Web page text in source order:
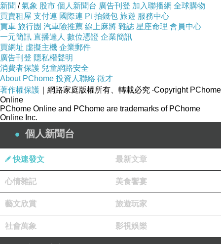
新聞 /氣象 股市 個人新聞台 廣告刊登 加入聯播網 全球購物
買賣租屋 支付連 國際連 Pi 拍錢包 旅遊 服務中心
買車 旅行團 汽車險推薦 線上麻將 雜誌 星座命理 會員中心
一元簡訊 直播達人 數位憑證 企業簡訊
買網址 虛擬主機 企業郵件
廣告刊登 隱私權聲明
消費者保護 兒童網路安全
About PChome 投資人聯絡 徵才
著作權保護 ｜網路家庭版權所有、轉載必究 ‧Copyright PChome
Online
PChome Online and PChome are trademarks of PChome
Online Inc.
個人新聞台
快速發文 最新文章
心情雜記 美食饗宴
藝文欣賞 旅遊玩家
社會萬象 影視娛樂